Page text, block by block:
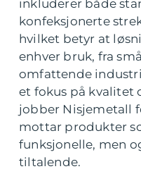
inkluderer både
konfeksjonerte
hvilket betyr at
enhver bruk, fra
omfattende
et fokus på kvalitet
jobber Nisjemetall
mottar produkter
funksjonelle, men
tiltalende.